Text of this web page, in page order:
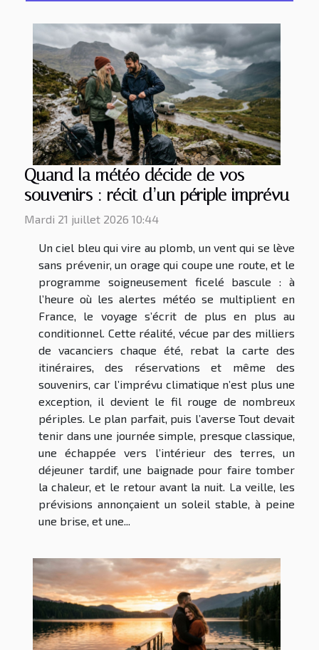
Quand la météo décide de vos
souvenirs : récit d’un périple imprévu
Mardi 21 juillet 2026 10:44
Un ciel bleu qui vire au plomb, un vent qui se lève
sans prévenir, un orage qui coupe une route, et le
programme soigneusement ficelé bascule : à
l’heure où les alertes météo se multiplient en
France, le voyage s’écrit de plus en plus au
conditionnel. Cette réalité, vécue par des milliers
de vacanciers chaque été, rebat la carte des
itinéraires, des réservations et même des
souvenirs, car l’imprévu climatique n’est plus une
exception, il devient le fil rouge de nombreux
périples. Le plan parfait, puis l’averse Tout devait
tenir dans une journée simple, presque classique,
une échappée vers l’intérieur des terres, un
déjeuner tardif, une baignade pour faire tomber
la chaleur, et le retour avant la nuit. La veille, les
prévisions annonçaient un soleil stable, à peine
une brise, et une...